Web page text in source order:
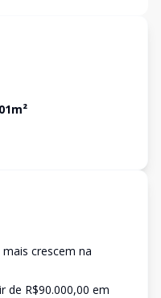
m²
crescem na
de R$90.000,00 em